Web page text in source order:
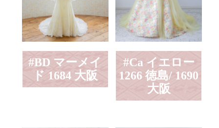
#BD マーメイ
ド 1684 大阪
#Ca イエロー
1266 徳島/ 1690
大阪